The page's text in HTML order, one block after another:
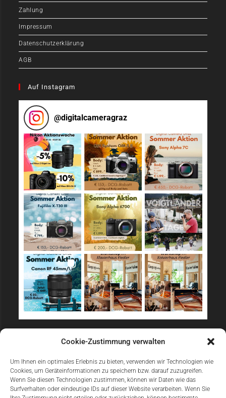
Cookie-Zustimmung verwalten
Um Ihnen ein optimales Erlebnis zu bieten, verwenden wir Technologien wie
Cookies, um Geräteinformationen zu speichern bzw. darauf zuzugreifen.
Wenn Sie diesen Technologien zustimmen, können wir Daten wie das
Surfverhalten oder eindeutige IDs auf dieser Website verarbeiten. Wenn Sie
Zahlung
Impressum
Datenschutzerklärung
AGB
Auf Instagram
@digitalcameragraz
Sicher Einkaufen